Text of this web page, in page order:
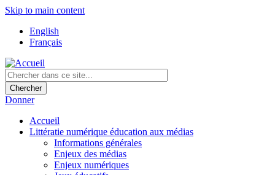
Skip to main content
English
Français
Donner
Accueil
Littératie numérique éducation aux médias
Informations générales
Enjeux des médias
Enjeux numériques